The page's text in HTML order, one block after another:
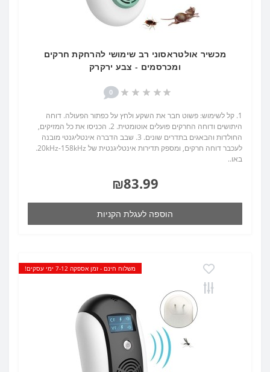
מכשיר אולטראסוני רב שימושי להרחקת חרקים
ומכרסמים - צבע ירקרק
0
1. קל לשימוש: פשוט חבר את השקע ולחץ על כפתור הפעולה. דוחה
היתושים ודוחה החרקים פועלים אוטומטית. 2. הכניסו את כל המזיקים,
החולדות והבאגים בתדרים שונים. 3. שבב הדברה אינטליגנטי מובנה
לעכבר דוחה חרקים, ומספק תדירות אינטליגנטית של 20kHz-158kHz.
באו..
₪83.99
הוספה לעגלת הקניות
משלוח חינם - זמן אספקה 7-12 ימי עסקים!